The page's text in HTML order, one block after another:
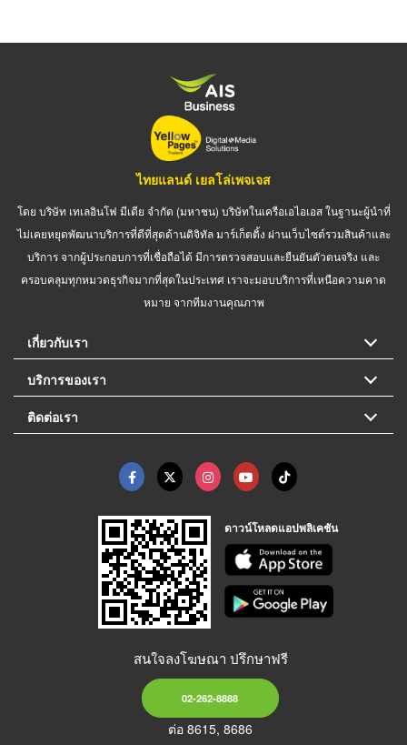
ไทยแลนด์ เยลโล่เพจเจส
โดย บริษัท เทเลอินโฟ มีเดีย จำกัด (มหาชน) บริษัทในเครือเอไอเอส ในฐานะผู้นำที่
ไม่เคยหยุดพัฒนาบริการที่ดีที่สุดด้านดิจิทัล มาร์เก็ตติ้ง ผ่านเว็บไซต์รวมสินค้าและ
บริการ จากผู้ประกอบการที่เชื่อถือได้ มีการตรวจสอบและยืนยันตัวตนจริง และ
ครอบคลุมทุกหมวดธุรกิจมากที่สุดในประเทศ เราจะมอบบริการที่เหนือความคาด
หมาย จากทีมงานคุณภาพ
เกี่ยวกับเรา
บริการของเรา
ติดต่อเรา
ดาวน์โหลดแอปพลิเคชัน
สนใจลงโฆษณา ปรึกษาฟรี
02-262-8888
ต่อ 8615, 8686